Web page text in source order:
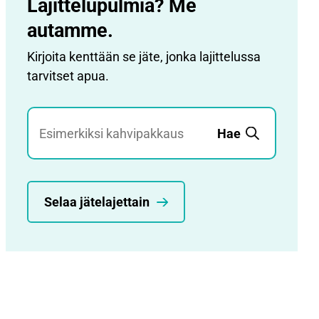
Lajittelupulmia? Me
autamme.
Kirjoita kenttään se jäte, jonka lajittelussa
tarvitset apua.
Jätehaku
Hae
Selaa jätelajettain